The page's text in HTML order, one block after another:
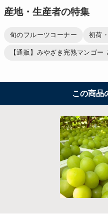
産地・生産者の特集
旬のフルーツコーナー 初荷
【通販】みやざき完熟マンゴー
この商品